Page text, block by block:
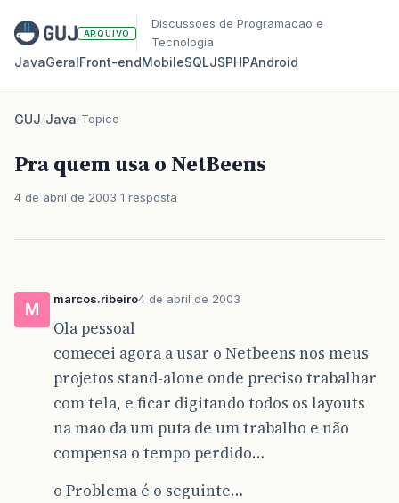
ARQUIVO
Discussoes de Programacao e
Tecnologia
JavaGeralFront‑endMobileSQLJSPHPAndroid
GUJ/Java/Topico
Pra quem usa o NetBeens
4 de abril de 2003 1 resposta
M
marcos.ribeiro4 de abril de 2003
Ola pessoal
comecei agora a usar o Netbeens nos meus
projetos stand-alone onde preciso trabalhar
com tela, e ficar digitando todos os layouts
na mao da um puta de um trabalho e não
compensa o tempo perdido…
o Problema é o seguinte…